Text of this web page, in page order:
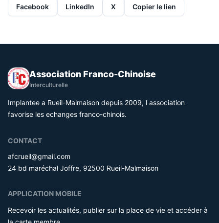
Facebook LinkedIn X Copier le lien
Association Franco-Chinoise
Interculturelle
Implantee a Rueil-Malmaison depuis 2009, l association
favorise les echanges franco-chinois.
CONTACT
afcrueil@gmail.com
24 bd maréchal Joffre, 92500 Rueil-Malmaison
APPLICATION MOBILE
Recevoir les actualités, publier sur la place de vie et accéder à